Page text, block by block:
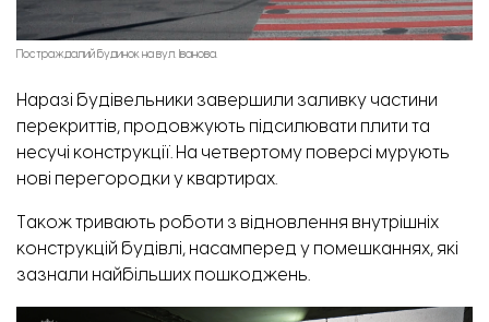
Постраждалий будинок на вул. Іванова.
Наразі будівельники завершили заливку частини
перекриттів, продовжують підсилювати плити та
несучі конструкції. На четвертому поверсі мурують
нові перегородки у квартирах.
Також тривають роботи з відновлення внутрішніх
конструкцій будівлі, насамперед у помешканнях, які
зазнали найбільших пошкоджень.